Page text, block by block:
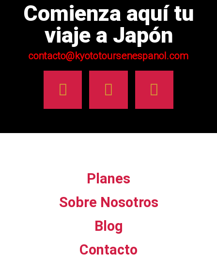
Comienza aquí tu
viaje a Japón
contacto@kyototoursenespanol.com
Planes
Sobre Nosotros
Blog
Contacto